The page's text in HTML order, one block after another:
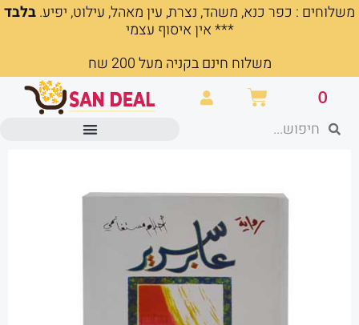
דילוג
משלוחים : כפר כנא, משהד, נצרת, עין מאהל, עילוט, יפיע.בלבד
*** אין איסוף עצמי
משלוח חינם בקניה מעל 200 שח
0 עגלת
קניות חיפושחיפוש